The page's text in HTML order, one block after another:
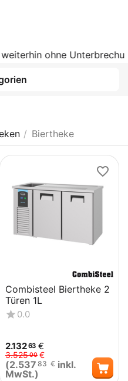
ohne
/ Biertheke
Combisteel Biertheke 2
Türen 1L
0.0
2.13263 €
3.52500 €
(2.537 83 € inkl.
MwSt.)